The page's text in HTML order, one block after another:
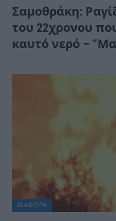
Σαμοθράκη:
του 22χρονου
καυτό νερό –
ΔΙΆΦΟΡΑ